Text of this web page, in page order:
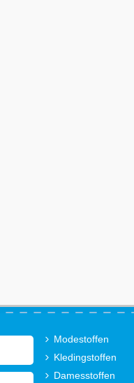
Modestoffen
Kledingstoffen
Damesstoffen